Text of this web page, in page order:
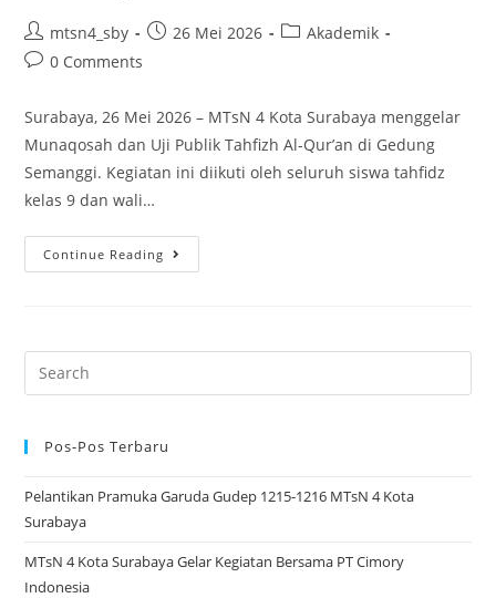
Post
author:
mtsn4_sby
Post26 Mei 2026
PostAkademik
Post0 Comments
Surabaya, 26 Mei 2026 – MTsN 4 Kota Surabaya menggelar
Munaqosah dan Uji Publik Tahfizh Al-Qur’an di Gedung
Semanggi. Kegiatan ini diikuti oleh seluruh siswa tahfidz
kelas 9 dan wali…
Continue Reading
Munaqosah
Publik
Surabaya
Search
for:
Pos-Pos Terbaru
Pelantikan Pramuka Garuda Gudep 1215-1216 MTsN 4 Kota
Surabaya
MTsN 4 Kota Surabaya Gelar Kegiatan Bersama PT Cimory
Indonesia